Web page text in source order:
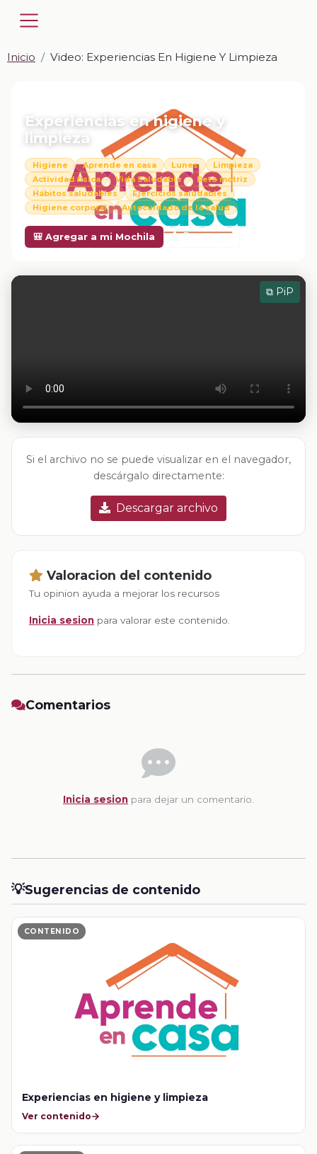
Inicio Video: Experiencias En Higiene Y Limpieza
Experiencias en higiene y
limpieza
Higiene Aprende en casa Lunes
Limpieza
Actividad física
Vida Saludable
Reto motriz
Hábitos saludables
Ejercicios saludables
Higiene corporal
Autocuidado de la salud
🎒 Agregar a mi Mochila Descargar
⧉ PiP
Si el archivo no se puede visualizar en el navegador,
descárgalo directamente:
Descargar archivo
Valoracion del contenido
Tu opinion ayuda a mejorar los recursos
Inicia sesion para valorar este contenido.
Comentarios
Inicia sesion para dejar un comentario.
💡Sugerencias de contenido
CONTENIDO
Experiencias en higiene y limpieza
Ver contenido